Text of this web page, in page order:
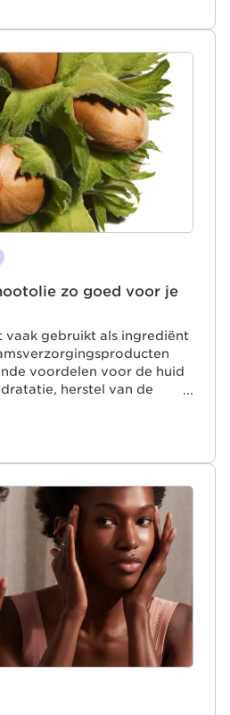
van je slaap. Vermijd
of te lezen. Stel de
zo af dat het noch
is, en zorg dat geen licht-
slaap verstoort. Adem diep
zo goed voor je
gebruikt als ingrediënt
voordelen voor de huid
herstel van de
lijntjes. In dit artikel laten
voor de huid en
ben je helemaal klaar om
te beleven!